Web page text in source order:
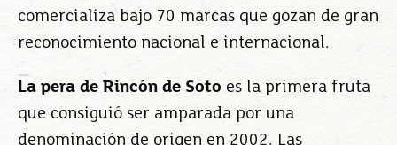
comercializa bajo 70 marcas que gozan de gran
reconocimiento nacional e internacional.
La pera de Rincón de Soto es la primera fruta
que consiguió ser amparada por una
denominación de origen en 2002. Las